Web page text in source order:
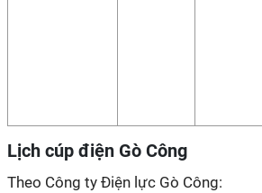
Lịch cúp điện Gò Công
Theo Công ty Điện lực Gò Công: